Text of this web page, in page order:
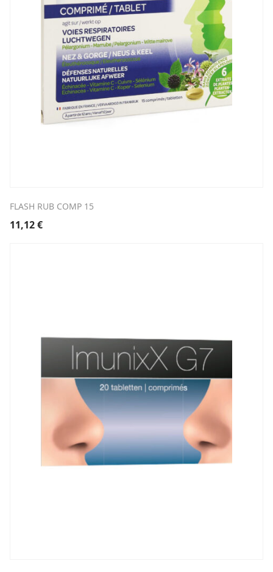
FLASH RUB COMP 15
11,12€